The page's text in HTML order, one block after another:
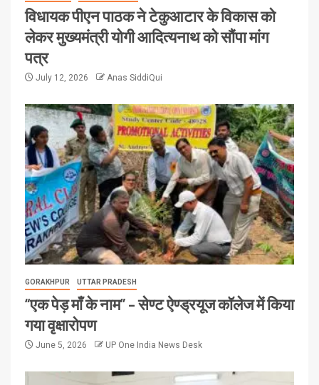
विधायक पीएन पाठक ने टेकुआटार के विकास को
लेकर मुख्यमंत्री योगी आदित्यनाथ को सौंपा मांग
पत्र
July 12, 2026 Anas SiddiQui
GORAKHPUR UTTAR PRADESH
“एक पेड़ माँ के नाम” – सेण्ट ऐण्ड्रयूज कॉलेज में किया
गया वृक्षारोपण
June 5, 2026 UP One India News Desk